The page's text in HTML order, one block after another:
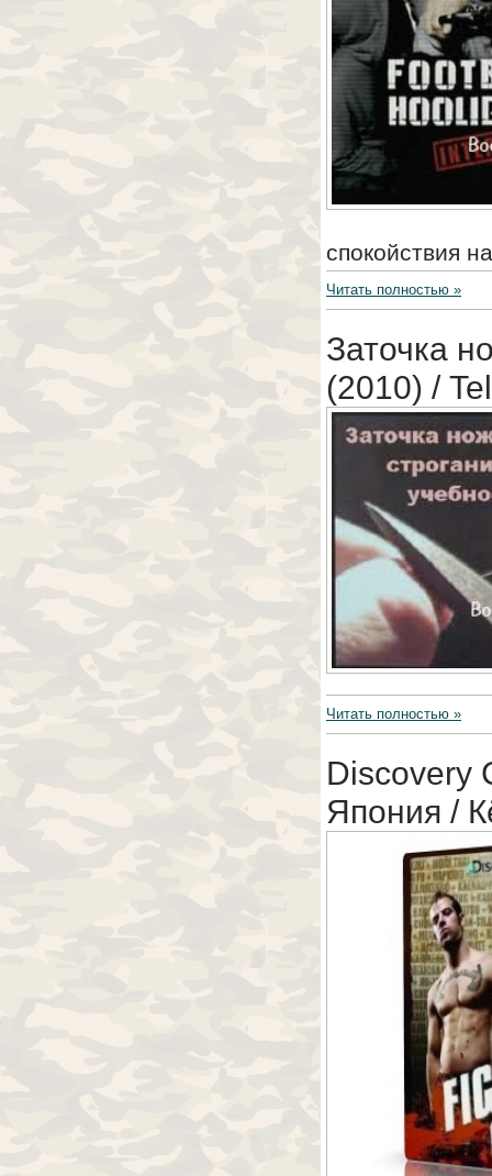
спокойствия
Читать полностью »
Заточка
(2010) /
Читать полностью »
Discovery
Япония /